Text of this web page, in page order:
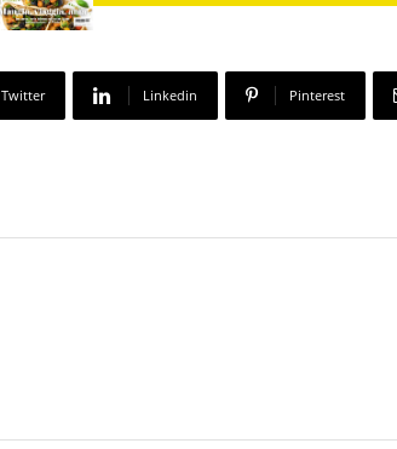
Twitter Linkedin Pinterest